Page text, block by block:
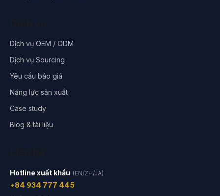
Dịch vụ OEM / ODM
Dịch vụ Sourcing
Yêu cầu báo giá
Năng lực sản xuất
Case study
Blog & tài liệu
Hotline xuất khẩu (EN/ZH/JA)
+84 934 777 445